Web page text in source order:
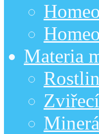
Materia